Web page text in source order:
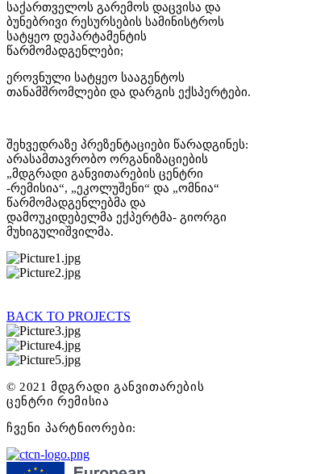
საქართველოს გარემოს დაცვისა და
ბუნებრივი რესურსების სამინისტროს
სატყეო დეპარტამენტის
წარმომადგენლები;
ეროვნული სატყეო სააგენტოს
თანამშრომლები და დარგის ექსპერტები.
შეხვედრაზე პრეზენტაციები წარადგინეს:
არასამთავრობო ორგანიზაციების
„მდგრადი განვითარების ცენტრი
-რემისია“, „ეკოლუშენი“ და „ომნია“
წარმომადგენლებმა და
დამოუკიდებელმა ექპერტმა- გიორგი
მუხიგულიშვილმა.
BACK TO PROJECTS
© 2021 მდგრადი განვითარების
ცენტრი რემისია
ჩვენი პარტნიორები: